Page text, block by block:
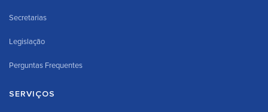
Secretarias
Legislação
Perguntas Frequentes
SERVIÇOS